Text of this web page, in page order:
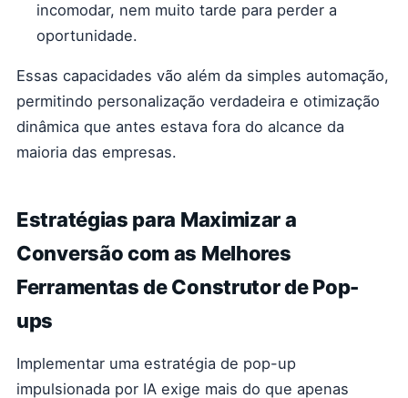
incomodar, nem muito tarde para perder a
oportunidade.
Essas capacidades vão além da simples automação,
permitindo personalização verdadeira e otimização
dinâmica que antes estava fora do alcance da
maioria das empresas.
Estratégias para Maximizar a
Conversão com as Melhores
Ferramentas de Construtor de Pop-
ups
Implementar uma estratégia de pop-up
impulsionada por IA exige mais do que apenas